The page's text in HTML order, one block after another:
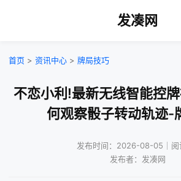
发凑网
首页 > 资讯中心 > 牌局技巧
不恋小利!最新无线智能控
何观察骰子转动轨迹-
发布时间：2026-08-05｜阅
发布者：发凑网